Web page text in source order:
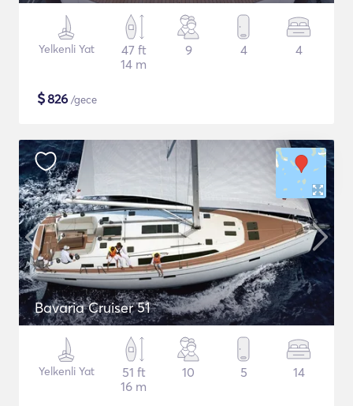
Yelkenli Yat
47 ft
14 m
9 4 4
$826 /gece
Bavaria Cruiser 51
Yelkenli Yat
51 ft
16 m
10 5 14